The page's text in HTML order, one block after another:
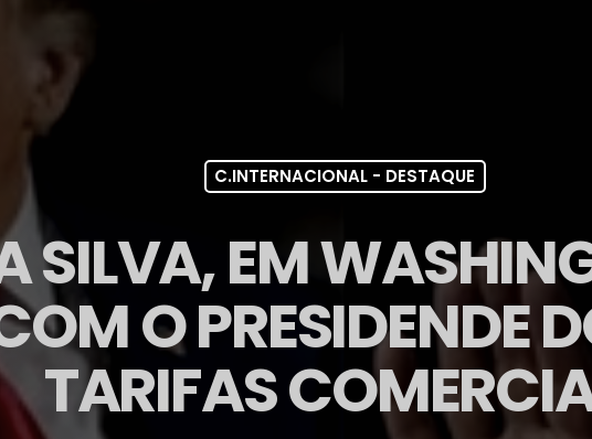
C.INTERNACIONAL - DESTAQUE
SILVA, EM
O PRESIDENDE
TARIFAS